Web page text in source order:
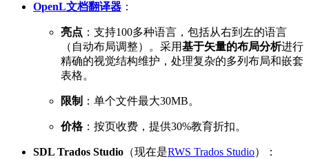
OpenL文档翻译器 ：
亮点 ：支持100多种语言，包括从右到左的语言
（自动布局调整）。采用基于矢量的布局分析进行
精确的视觉结构维护，处理复杂的多列布局和嵌套
表格。
限制 ：单个文件最大30MB。
价格：按页收费，提供30%教育折扣。
SDL Trados Studio （现在是RWS Trados Studio）：